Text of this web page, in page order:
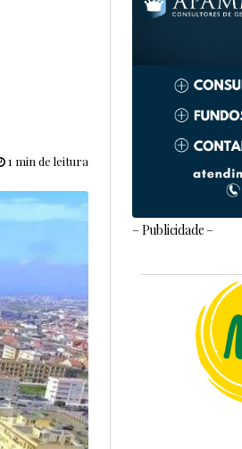
1 min de leitura
– Publicidade –